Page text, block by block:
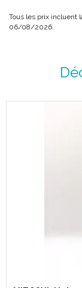
Tous les prix incluent
06/08/2026.